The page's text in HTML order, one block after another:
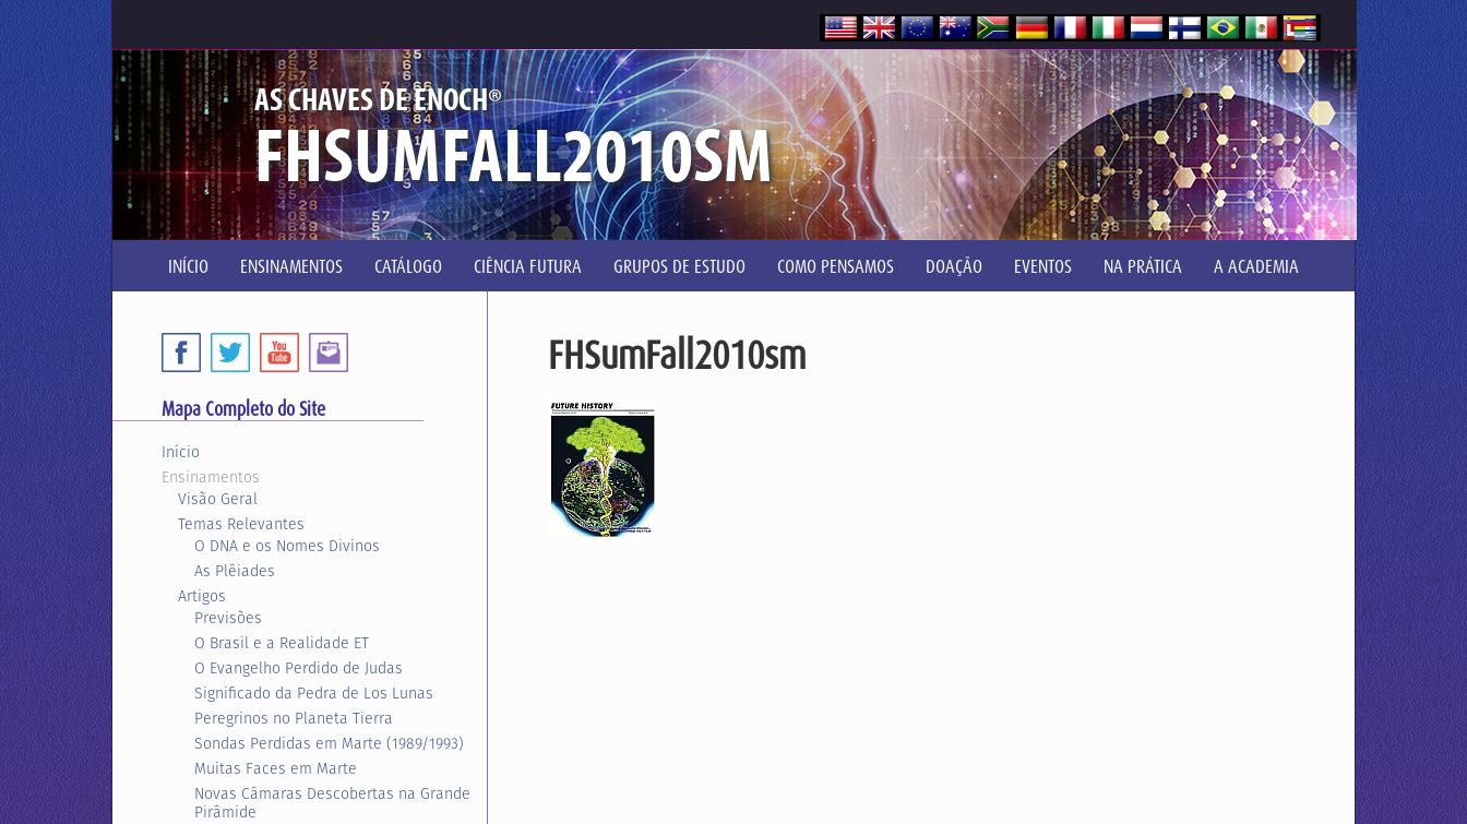
AS CHAVES DE ENOCH®
FHSUMFALL2010SM
INÍCIO ENSINAMENTOS CATÁLOGO CIÊNCIA FUTURA GRUPOS DE ESTUDO COMO PENSAMOS DOAÇÃO EVENTOS NA PRÁTICA A ACADEMIA
FHSumFall2010sm
Mapa Completo do Site
Início
Ensinamentos
Visão Geral
Temas Relevantes
O DNA e os Nomes Divinos
As Plêiades
Artigos
Previsões
O Brasil e a Realidade ET
O Evangelho Perdido de Judas
Significado da Pedra de Los Lunas
Peregrinos no Planeta Tierra
Sondas Perdidas em Marte (1989/1993)
Muitas Faces em Marte
Novas Câmaras Descobertas na Grande
Pirâmide